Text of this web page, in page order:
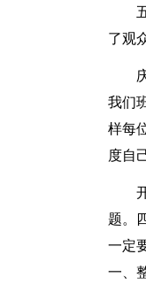
了观
我们
样每
度自
题。
一定
一、